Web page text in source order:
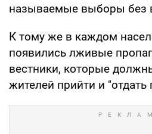
называемые выборы без
К тому же в каждом
появились лживые
вестники, которые
жителей прийти и "отдать